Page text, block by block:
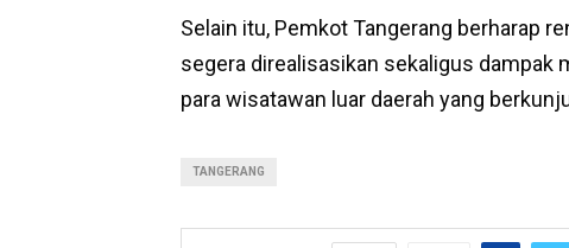
Selain itu, Pemkot Tangerang berharap
segera direalisasikan sekaligus dampak
para wisatawan luar daerah yang
TANGERANG